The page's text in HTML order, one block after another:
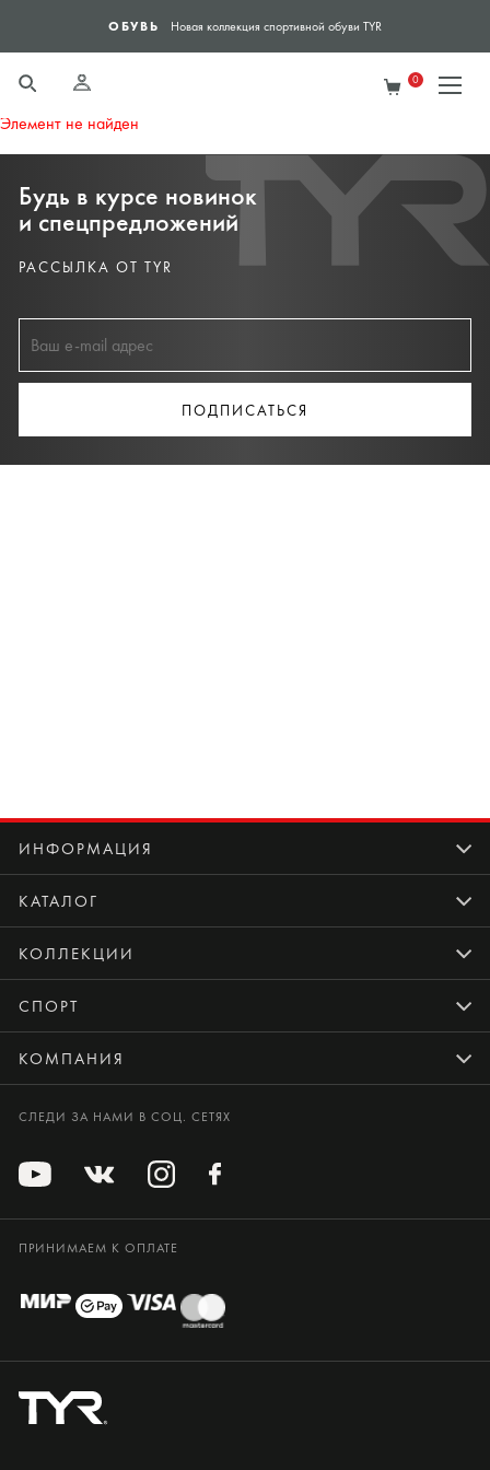
ОБУВЬ Новая коллекция спортивной обуви TYR
0
Элемент не найден
Будь в курсе новинок
и спецпредложений
РАССЫЛКА ОТ TYR
ПОДПИСАТЬСЯ
ИНФОРМАЦИЯ
КАТАЛОГ
КОЛЛЕКЦИИ
СПОРТ
КОМПАНИЯ
СЛЕДИ ЗА НАМИ В СОЦ. СЕТЯХ
ПРИНИМАЕМ К ОПЛАТЕ